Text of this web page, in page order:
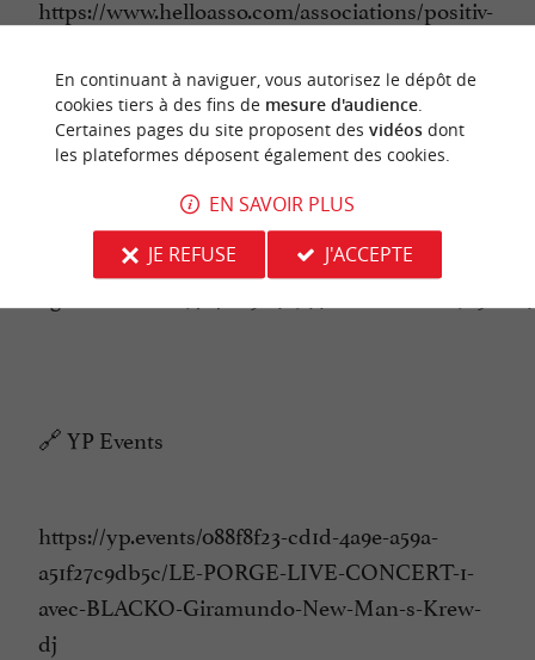
https://www.helloasso.com/associations/positiv-
1-avec-blacko-giramundo-new-man-s-krew-
lord-bitum
🔗 Eventim Light
https://www.eventim-
🔗 YP Events
https://yp.events/088f8f23-cd1d-4a9e-a59a-
a51f27c9db5c/LE-PORGE-LIVE-CONCERT-1-
avec-BLACKO-Giramundo-New-Man-s-Krew-
dj
En continuant à naviguer, vous autorisez le dépôt de
cookies tiers à des fins de mesure d'audience.
Certaines pages du site proposent des vidéosdont
les plateformes déposent également des cookies.
EN SAVOIR PLUS
JE REFUSE
J'ACCEPTE